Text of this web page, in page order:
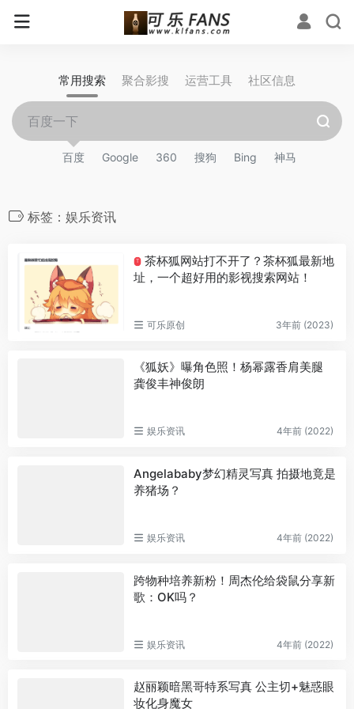
常用搜索 聚合影搜 运营工具 社区信息
百度 Google 360 搜狗 Bing 神马
标签：娱乐资讯
T
茶杯狐网站打不开了？茶杯狐最新地
址，一个超好用的影视搜索网站！
可乐原创 3年前 (2023)
《狐妖》曝角色照！杨幂露香肩美腿
龚俊丰神俊朗
娱乐资讯 4年前 (2022)
Angelababy梦幻精灵写真 拍摄地竟是
养猪场？
娱乐资讯 4年前 (2022)
跨物种培养新粉！周杰伦给袋鼠分享新
歌：OK吗？
娱乐资讯 4年前 (2022)
赵丽颖暗黑哥特系写真 公主切+魅惑眼
妆化身魔女